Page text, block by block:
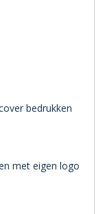
bedrukken
met eigen logo